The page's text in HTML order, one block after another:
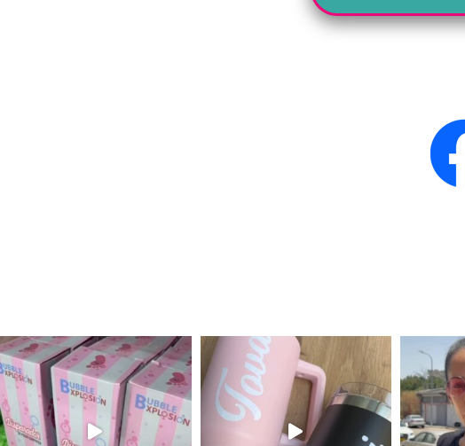
ובסני
מבוקש שלנו מטף לגילוי מין העובר חזר למלא